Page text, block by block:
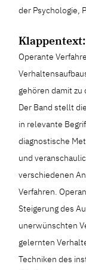
der Psychologie,
Klappentext:
Operante
gehören damit zu
Der Band stellt
in relevante
diagnostische
und
verschiedenen
Verfahren.
Steigerung des
unerwünschten
gelernten
Techniken des